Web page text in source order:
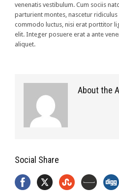
venenatis vestibulum. Cum sociis
parturient montes, nascetur ridiculus
commodo luctus, nisi erat porttitor
elit. Integer posuere erat a ante
aliquet.
About the
Social Share